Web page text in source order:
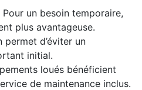
Pour un besoin temporaire,
plus avantageuse.
permet d’éviter un
initial.
loués bénéficient
de maintenance inclus.